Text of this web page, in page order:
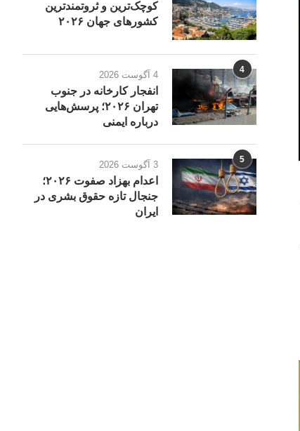
کوچک‌ترین و ثروتمندترین
کشورهای جهان ۲۰۲۶
4 4 آگوست 2026
انفجار کارخانه در جنوب
تهران ۲۰۲۶؛ پرسش‌هایی
درباره ایمنی
5 3 آگوست 2026
اعدام بهزاد صفوت ۲۰۲۶؛
جنجال تازه حقوق بشری در
ایران